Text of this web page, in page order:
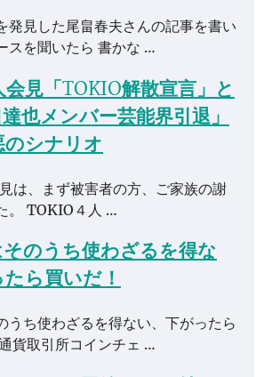
発見した尾畠春夫さんの記事を書い
スを聞いたら 書かな …
見「TOKIO解散宣言」と
也メンバー芸能界引退」
シナリオ
は、まず被害者の方、ご家族の謝
。 TOKIO４人 …
のうち使わざるを得な
ら買いだ！
うち使わざるを得ない、下がったら
貨取引所コインチェ …